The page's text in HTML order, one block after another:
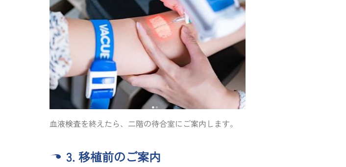
血液検査を終えたら、二階の待合室にご案内します。
3. 移植前のご案内